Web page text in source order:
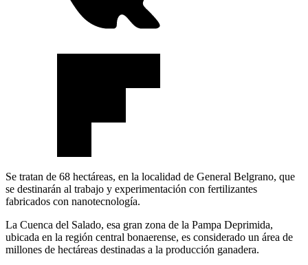
Se tratan de 68 hectáreas, en la localidad de General Belgrano, que
se destinarán al trabajo y experimentación con fertilizantes
fabricados con nanotecnología.
La Cuenca del Salado, esa gran zona de la Pampa Deprimida,
ubicada en la región central bonaerense, es considerado un área de
millones de hectáreas destinadas a la producción ganadera.